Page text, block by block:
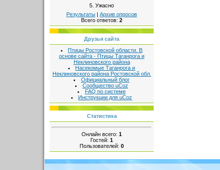
5. Ужасно
Результаты | Архив опросов
Всего ответов: 2
Друзья сайта
Птицы Ростовской области. В
основе сайта - Птицы Таганрога и
Неклиновского района
Насекомые Таганрога и
Неклиновского района Ростовской обл.
Официальный блог
Сообщество uCoz
FAQ по системе
Инструкции для uCoz
Статистика
Онлайн всего: 1
Гостей: 1
Пользователей: 0